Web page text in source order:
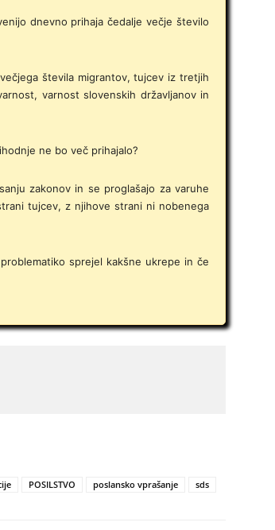
dnevno prihaja čedalje večje število
števila migrantov, tujcev iz tretjih
varnost slovenskih državljanov in
ne bo več prihajalo?
zakonov in se proglašajo za varuhe
tujcev, z njihove strani ni nobenega
sprejel kakšne ukrepe in če
POSILSTVO poslansko vprašanje sds